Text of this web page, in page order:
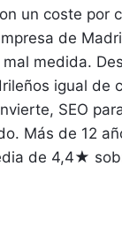
un coste por
de
medida.
igual de
SEO
Más de 12
de 4,4★